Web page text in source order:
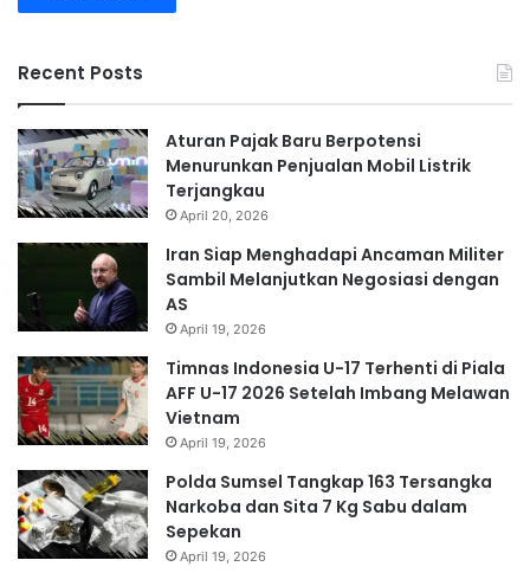
Recent Posts
Aturan Pajak Baru Berpotensi
Menurunkan Penjualan Mobil Listrik
Terjangkau
April 20, 2026
Iran Siap Menghadapi Ancaman Militer
Sambil Melanjutkan Negosiasi dengan
AS
April 19, 2026
Timnas Indonesia U-17 Terhenti di Piala
AFF U-17 2026 Setelah Imbang Melawan
Vietnam
April 19, 2026
Polda Sumsel Tangkap 163 Tersangka
Narkoba dan Sita 7 Kg Sabu dalam
Sepekan
April 19, 2026